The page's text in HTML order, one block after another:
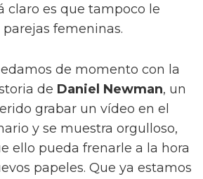
claro es que tampoco le
femeninas.
de momento con la
de Daniel Newman, un
grabar un vídeo en el
y se muestra orgulloso,
ello pueda frenarle a la hora
papeles. Que ya estamos